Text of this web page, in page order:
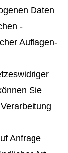
Daten
-
Auflagen-
Sie
Anfrage